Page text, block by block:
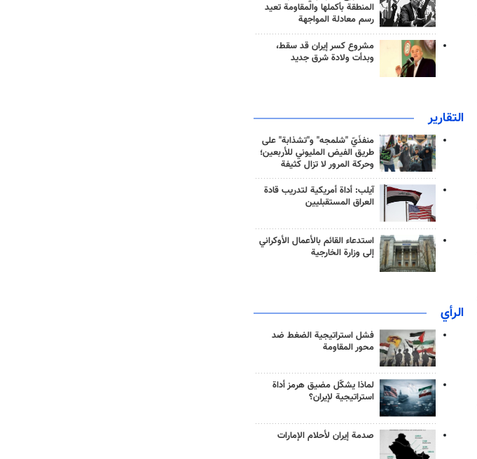
المنطقة بأكملها والمقاومة تعيد
رسم معادلة المواجهة
مشروع كسر إيران قد سقط،
وبدأت ولادة شرق جديد
التقارير
منفذَيّ "شلمجه" و"تشذابة" على
طريق الفيض المليوني للأربعين؛
وحركة المرور لا تزال كثيفة
آيلب: أداة أمريكية لتدريب قادة
العراق المستقبليين
استدعاء القائم بالأعمال الأوكراني
إلى وزارة الخارجية
الرأي
فشل استراتيجية الضغط ضد
محور المقاومة
لماذا يشكّل مضيق هرمز أداة
استراتيجية لإيران؟
صدمة إيران لأحلام الإمارات